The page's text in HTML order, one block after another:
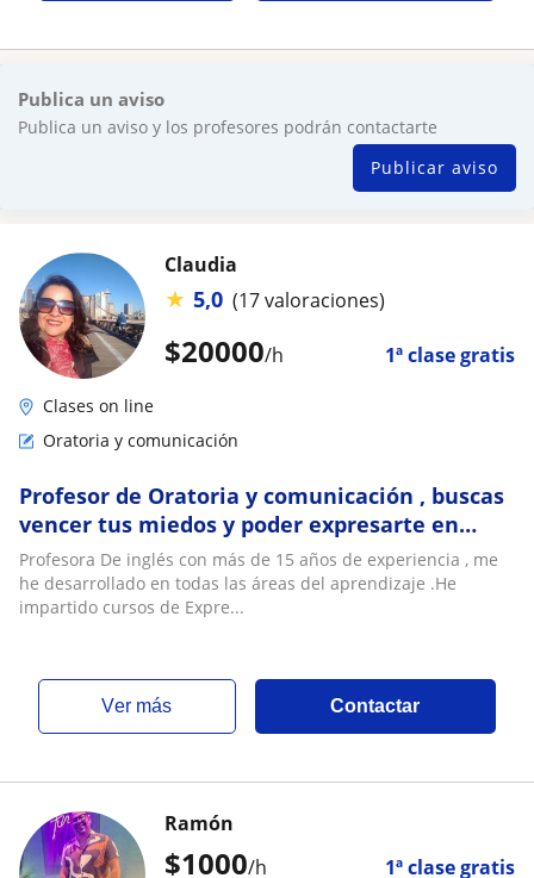
Publica un aviso
Publica un aviso y los profesores podrán contactarte
Publicar aviso
$20000/h 1ª clase gratis
Claudia
★ 5,0 (17 valoraciones)
Clases on line
Oratoria y comunicación
Profesor de Oratoria y comunicación , buscas
vencer tus miedos y poder expresarte en
público
Profesora De inglés con más de 15 años de experiencia , me
he desarrollado en todas las áreas del aprendizaje .He
impartido cursos de Expre...
ver más Contactar
$1000/h 1ª clase gratis
Ramón